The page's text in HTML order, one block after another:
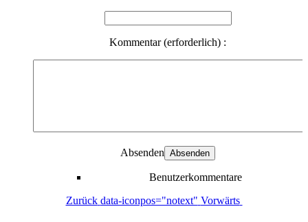
Kommentar (erforderlich) :
Absenden
Benutzerkommentare
Zurück data-iconpos="notext" Vorwärts